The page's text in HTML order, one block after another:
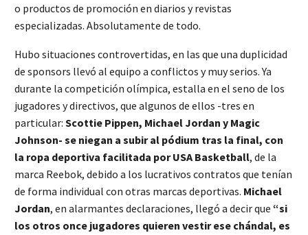
o productos de promoción en diarios y revistas
especializadas. Absolutamente de todo.
Hubo situaciones controvertidas, en las que una duplicidad
de sponsors llevó al equipo a conflictos y muy serios. Ya
durante la competición olímpica, estalla en el seno de los
jugadores y directivos, que algunos de ellos -tres en
particular: Scottie Pippen, Michael Jordan y Magic
Johnson- se niegan a subir al pódium tras la final, con
la ropa deportiva facilitada por USA Basketball, de la
marca Reebok, debido a los lucrativos contratos que tenían
de forma individual con otras marcas deportivas. Michael
Jordan, en alarmantes declaraciones, llegó a decir que “si
los otros once jugadores quieren vestir ese chándal, es